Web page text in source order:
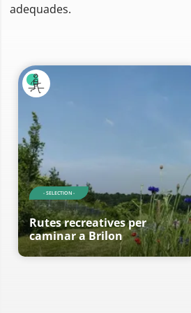
adequades.
- SELECTION -
Rutes recreatives per
caminar a Brilon